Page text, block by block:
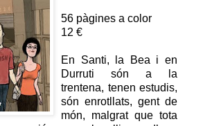
56 pàgines a color
12 €
En Santi, la Bea i en
Durruti són a la
trentena, tenen estudis,
són enrotllats, gent de
món, malgrat que tota